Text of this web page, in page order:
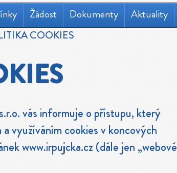
Žádost Dokumenty Aktuality
COOKIES
vás informuje o přístupu, který
využíváním cookies v koncových
www.irpujcka.cz (dále jen „webové